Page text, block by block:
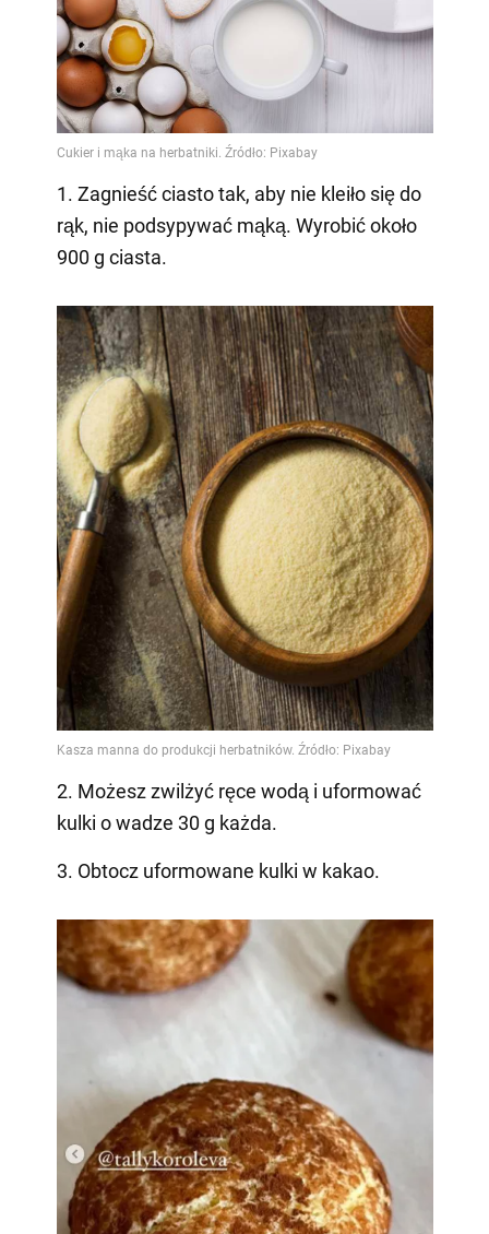
1. Zagnieść ciasto tak, aby nie kleiło się do
rąk, nie podsypywać mąką. Wyrobić około
900 g ciasta.
2. Możesz zwilżyć ręce wodą i uformować
kulki o wadze 30 g każda.
3. Obtocz uformowane kulki w kakao.